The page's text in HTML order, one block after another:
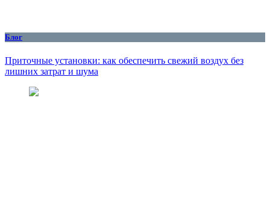
Блог
Приточные установки: как обеспечить свежий воздух без
лишних затрат и шума